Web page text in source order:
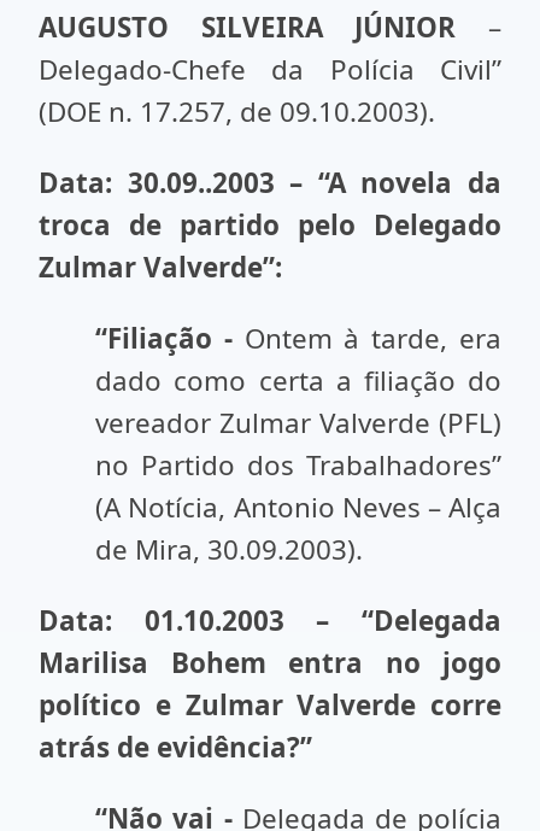
AUGUSTO SILVEIRA JÚNIOR –
Delegado-Chefe da Polícia Civil”
(DOE n. 17.257, de 09.10.2003).
Data: 30.09..2003 – “A novela da
troca de partido pelo Delegado
Zulmar Valverde”:
“Filiação - Ontem à tarde, era
dado como certa a filiação do
vereador Zulmar Valverde (PFL)
no Partido dos Trabalhadores”
(A Notícia, Antonio Neves – Alça
de Mira, 30.09.2003).
Data: 01.10.2003 – “Delegada
Marilisa Bohem entra no jogo
político e Zulmar Valverde corre
atrás de evidência?”
“Não vai - Delegada de polícia